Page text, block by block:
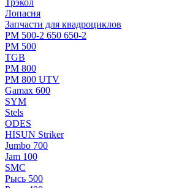
Трэкол
Лопасня
Запчасти для квадроциклов
РМ 500-2 650 650-2
РМ 500
TGB
РМ 800
РМ 800 UTV
Gamax 600
SYM
Stels
ОDЕS
HISUN Striker
Jumbo 700
Jam 100
SMC
Рысь 500